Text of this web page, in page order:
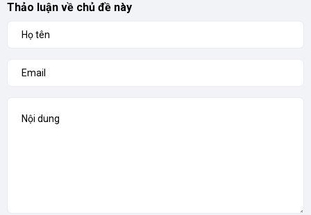
Thảo luận về chủ đề này